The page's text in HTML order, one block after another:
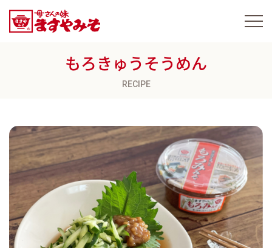
もろきゅうそうめん
RECIPE